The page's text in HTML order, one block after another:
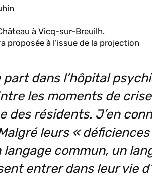
à Vicq-sur-Breuilh.
proposée à l’issue de la projection
part dans l’hôpital
les moments de
des résidents. J’en
leurs «
commun, un
entrer dans leur vie